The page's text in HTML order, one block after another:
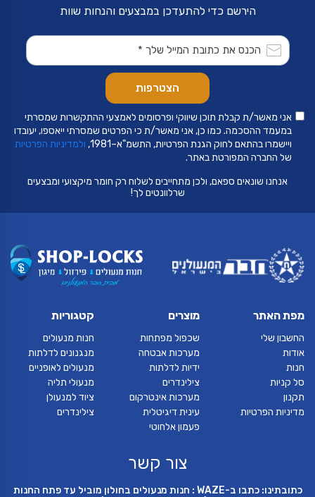
הירשם כדי להתעדכן במבצעים והנחות שוות
אני מאשר/ת קבלת תוכן שיווקי ופרסומים לאמצעי ההתקשרות שמסרתי
במעמד ההסכמה. כמו כן, אני מאשר/ת כי הפרטים שמסרתי ייאספו, יעובדו
ויישמרו בהתאם לחוק הגנת הפרטיות, התשמ"א–1981,
ולמדיניות הפרטיות
של החברה המפורטת באתר.
אנחנו שונאים ספאם, ולכן מתחייבים לשלוח רק חומר מיקצועי ומבצעים
שרלוונטים לך!
מפת האתר
החשבון שלי
אודות
חנות
סל קניות
תקנון
מדיניות הפרטיות
מוצרים
שכפול מפתחות
מערכות אבטחה
ידיות לדלתות
צילינדרים
מערכות אינטרקום
עינית דיגיטלית
פעמון אלחוטי
קטגוריות
חנות מנעולים
מנגנונים לדלתות
מנעולים לאופניים
מנעולי תליה
ציוד למנעולן
צילינדרים
צור קשר
כתובתינו: כתבו ב-WAZE : חנות מנעולים בחולון מוביל עד פתח החנות